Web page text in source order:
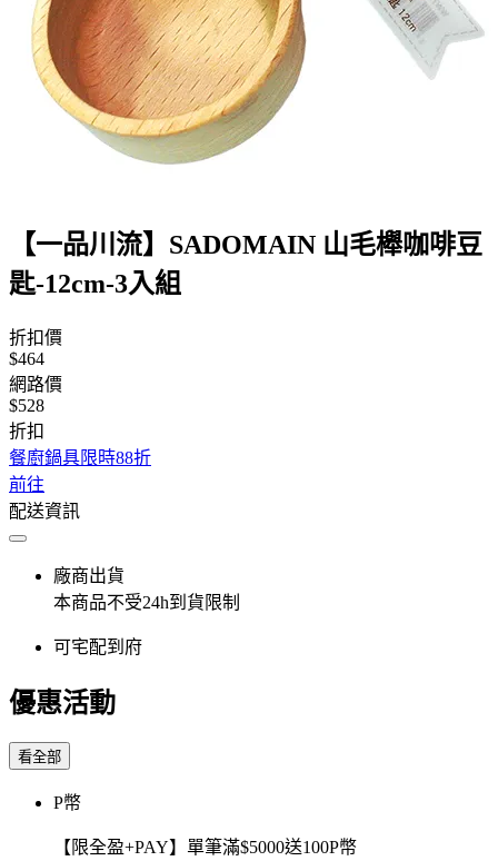
【一品川流】SADOMAIN 山毛櫸咖啡豆
匙-12cm-3入組
折扣價
$464
網路價
$528
折扣
餐廚鍋具限時88折
前往
配送資訊
廠商出貨
本商品不受24h到貨限制
可宅配到府
優惠活動
看全部
P幣
【限全盈+PAY】單筆滿$5000送100P幣